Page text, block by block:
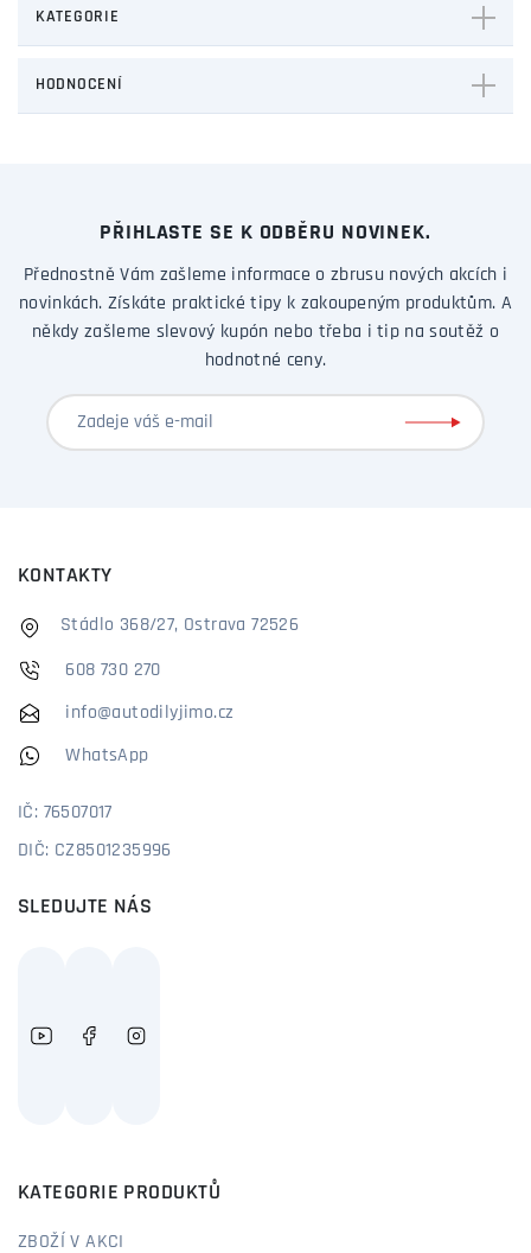
KATEGORIE
HODNOCENÍ
PŘIHLASTE SE K ODBĚRU NOVINEK.
Přednostně Vám zašleme informace o zbrusu nových akcích i
novinkách. Získáte praktické tipy k zakoupeným produktům. A
někdy zašleme slevový kupón nebo třeba i tip na soutěž o
hodnotné ceny.
KONTAKTY
Stádlo 368/27, Ostrava 72526
608 730 270
info@autodilyjimo.cz
WhatsApp
IČ: 76507017
DIČ: CZ8501235996
SLEDUJTE NÁS
KATEGORIE PRODUKTŮ
ZBOŽÍ V AKCI